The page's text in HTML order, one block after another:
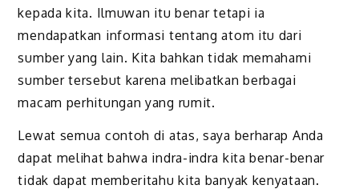
kepada kita. Ilmuwan itu benar tetapi ia
mendapatkan informasi tentang atom itu dari
sumber yang lain. Kita bahkan tidak memahami
sumber tersebut karena melibatkan berbagai
macam perhitungan yang rumit.
Lewat semua contoh di atas, saya berharap Anda
dapat melihat bahwa indra-indra kita benar-benar
tidak dapat memberitahu kita banyak kenyataan.